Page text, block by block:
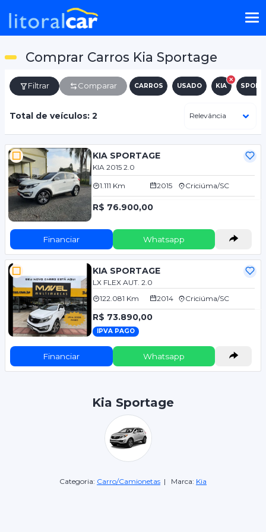
Comprar Carros Kia Sportage
Filtrar Comparar CARROS USADO KIA
Total de veículos: 2
KIA SPORTAGE
KIA 2015 2.0
1.111 Km 2015 Criciúma/SC
R$ 76.900,00
Financiar Whatsapp
KIA SPORTAGE
LX FLEX AUT. 2.0
122.081 Km
2014 Criciúma/SC
R$ 73.890,00
IPVA PAGO
Financiar Whatsapp
Kia Sportage
Categoria: Carro/Camionetas | Marca: Kia